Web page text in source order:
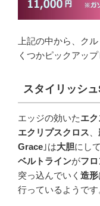
上記の中から、ク
くつかピックアップ
スタイリッシュ
エッジの効いたエ
エクリプスクロス
Grace ｣は大胆にして
ベルトラインがフ
突っ込んでいく 造形
行っているようです